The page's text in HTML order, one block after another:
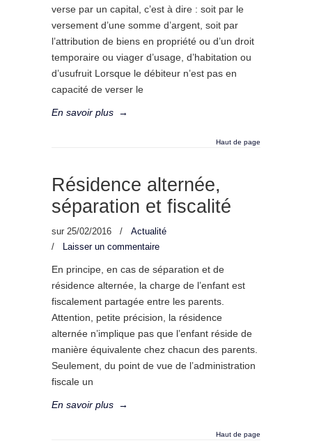
verse par un capital, c’est à dire : soit par le
versement d’une somme d’argent, soit par
l’attribution de biens en propriété ou d’un droit
temporaire ou viager d’usage, d’habitation ou
d’usufruit Lorsque le débiteur n’est pas en
capacité de verser le
En savoir plus →
Haut de page
Résidence alternée,
séparation et fiscalité
sur 25/02/2016 /
Actualité
/
Laisser un commentaire
En principe, en cas de séparation et de
résidence alternée, la charge de l’enfant est
fiscalement partagée entre les parents.
Attention, petite précision, la résidence
alternée n’implique pas que l’enfant réside de
manière équivalente chez chacun des parents.
Seulement, du point de vue de l’administration
fiscale un
En savoir plus →
Haut de page